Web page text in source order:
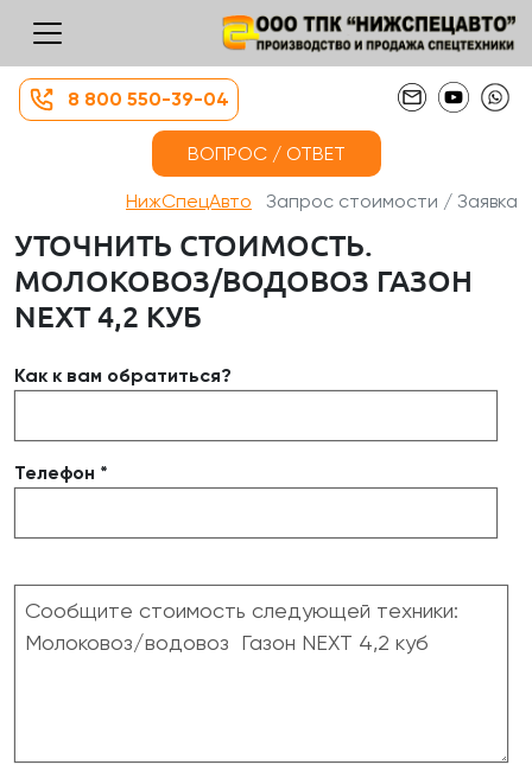
8 800 550-39-04
ВОПРОС / ОТВЕТ
НижСпецАвто Запрос стоимости / Заявка
УТОЧНИТЬ СТОИМОСТЬ.
МОЛОКОВОЗ/ВОДОВОЗ ГАЗОН
NEXT 4,2 КУБ
Как к вам обратиться?
Телефон *